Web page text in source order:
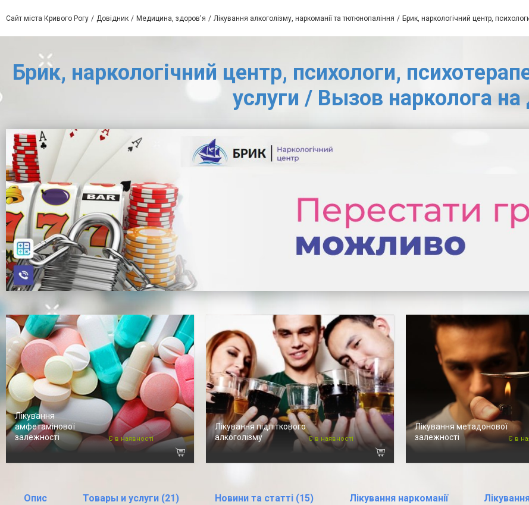
Сайт міста Кривого Рогу Довідник Медицина, здоров'я Лікування алкоголізму, наркоманії та тютюнопаління Брик, наркологічний центр,
Брик, наркологічний центр, психологи,
услуги / Вызов нарколога
Лікування
амфетамінової
залежності
Є в наявності
Лікування підліткового
алкоголізму
Є в наявності
Лікування метадонової
залежності
Є в
Опис Товары и услуги (21) Новини та статті (15) Лікування наркоманії